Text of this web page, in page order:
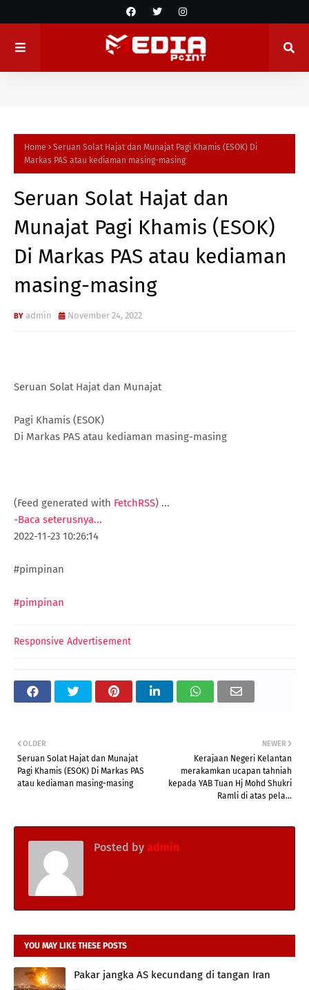
Home
Seruan Solat Hajat dan Munajat Pagi Khamis (ESOK) Di
Markas PAS atau kediaman masing-masing
Seruan Solat Hajat dan
Munajat Pagi Khamis (ESOK)
Di Markas PAS atau kediaman
masing-masing
admin November 24, 2022
Seruan Solat Hajat dan Munajat
Pagi Khamis (ESOK)
Di Markas PAS atau kediaman masing-masing
(Feed generated with FetchRSS) ...
-Baca seterusnya...
2022-11-23 10:26:14
#pimpinan
#pimpinan
Responsive Advertisement
NEWER
Kerajaan Negeri Kelantan
merakamkan ucapan tahniah
kepada YAB Tuan Hj Mohd Shukri
Ramli di atas pela...
OLDER
Seruan Solat Hajat dan Munajat
Pagi Khamis (ESOK) Di Markas PAS
atau kediaman masing-masing
Posted by admin
YOU MAY LIKE THESE POSTS
Pakar jangka AS kecundang di tangan Iran